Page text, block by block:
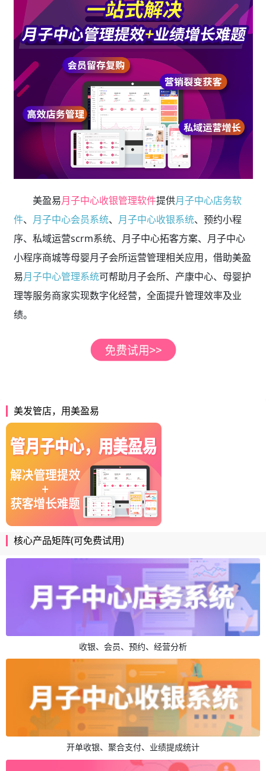
美盈易月子中心收银管理软件提供月子中心店务软
件、 月子中心会员系统、 月子中心收银系统、预约小程
序、私域运营scrm系统、月子中心拓客方案、月子中心
小程序商城等母婴月子会所运营管理相关应用，借助美盈
易月子中心管理系统可帮助月子会所、产康中心、母婴护
理等服务商家实现数字化经营，全面提升管理效率及业
绩。
美发管店，用美盈易
核心产品矩阵(可免费试用)
收银、会员、预约、经营分析
开单收银、聚合支付、业绩提成统计